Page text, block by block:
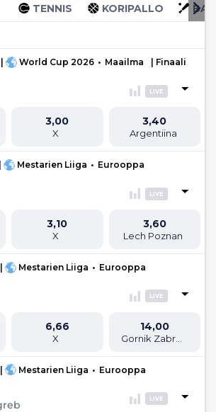
TENNIS KORIPALLO
World Cup 2026 • Maailma | Finaali
LIVE
X
3,00
Argentiina
3,40
Mestarien Liiga • Eurooppa
LIVE
X
3,10
Lech Poznan
3,60
Mestarien Liiga • Eurooppa
LIVE
X
6,66
Gornik Zabrze
14,00
Mestarien Liiga • Eurooppa
LIVE